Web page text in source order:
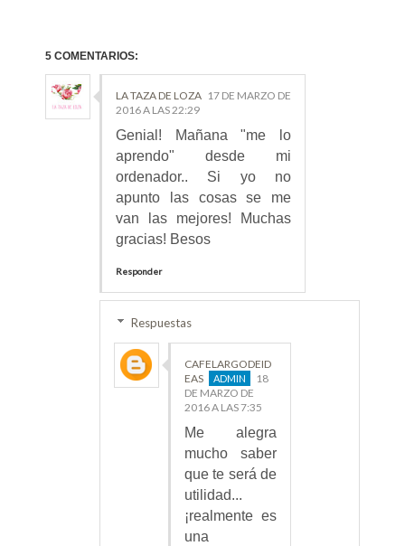
5 COMENTARIOS:
LA TAZA DE LOZA 17 DE MARZO DE
2016 A LAS 22:29
Genial! Mañana "me lo
aprendo" desde mi
ordenador.. Si yo no
apunto las cosas se me
van las mejores! Muchas
gracias! Besos
Responder
Respuestas
CAFELARGODEID
EAS
18
DE MARZO DE
2016 A LAS 7:35
Me alegra
mucho saber
que te será de
utilidad...
¡realmente es
una